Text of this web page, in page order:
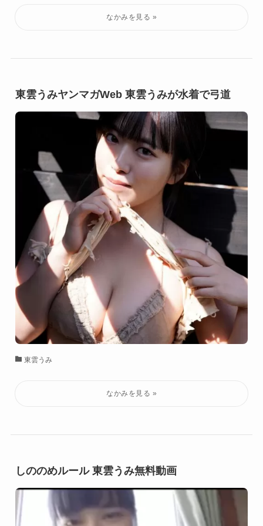
東雲うみヤンマガWeb 東雲うみが水着で弓道
東雲うみ
しののめルール 東雲うみ無料動画